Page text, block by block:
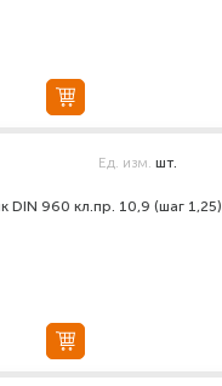
DIN 960 кл.пр. 10,9 (шаг 1,25)
Ед. изм. шт.